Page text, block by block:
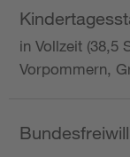
in Vollzeit (38,5
Vorpommern,